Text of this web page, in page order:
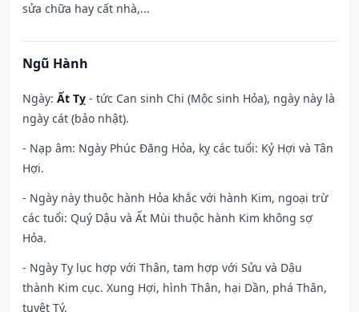
sửa chữa hay cất nhà,...
Ngũ Hành
Ngày: Ất Tỵ - tức Can sinh Chi (Mộc sinh Hỏa), ngày này là
ngày cát (bảo nhật).
- Nạp âm: Ngày Phúc Đăng Hỏa, kỵ các tuổi: Kỷ Hợi và Tân
Hợi.
- Ngày này thuộc hành Hỏa khắc với hành Kim, ngoại trừ
các tuổi: Quý Dậu và Ất Mùi thuộc hành Kim không sợ
Hỏa.
- Ngày Tỵ lục hợp với Thân, tam hợp với Sửu và Dậu
thành Kim cục. Xung Hợi, hình Thân, hại Dần, phá Thân,
tuyệt Tý.